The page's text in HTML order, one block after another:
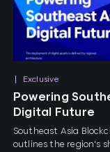
Exclusive
Tags: , Tokenization
Powering
Digital Future
Southeast Asia
outlines the region's